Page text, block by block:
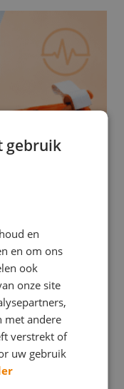
verwarrend
gebruik
en
en om ons
ook
onze site
met andere
verstrekt of
uw gebruik